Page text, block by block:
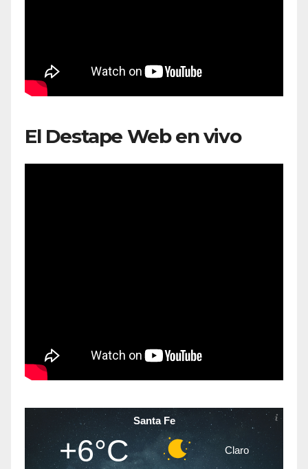
El Destape Web en vivo
Santa Fe
+6°C Claro